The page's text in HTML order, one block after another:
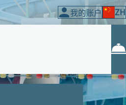
我的账户 ZH